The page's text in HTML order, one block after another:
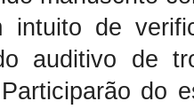
intuito de
auditivo de
do